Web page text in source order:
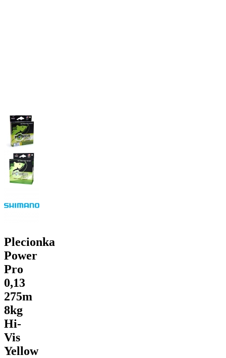
Plecionka
Power
Pro
0,13
275m
8kg
Hi-
Vis
Yellow